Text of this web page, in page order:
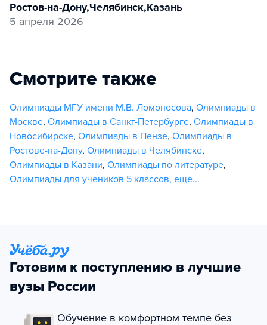
Ростов-на-Дону,Челябинск,Казань
5 апреля 2026
Смотрите также
Олимпиады МГУ имени М.В. Ломоносова, Олимпиады в
Москве, Олимпиады в Санкт-Петербурге, Олимпиады в
Новосибирске, Олимпиады в Пензе, Олимпиады в
Ростове-на-Дону, Олимпиады в Челябинске,
Олимпиады в Казани, Олимпиады по литературе,
Олимпиады для учеников 5 классов, еще...
Готовим к поступлению в лучшие
вузы России
Обучение в комфортном темпе без